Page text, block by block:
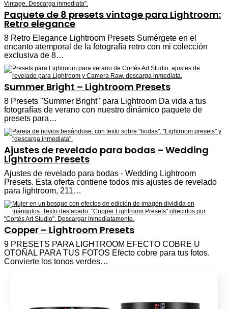
Paquete de 8 presets vintage para Lightroom:
Retro elegance
8 Retro Elegance Lightroom Presets Sumérgete en el
encanto atemporal de la fotografía retro con mi colección
exclusiva de 8…
Summer Bright – Lightroom Presets
8 Presets "Summer Bright" para Lightroom Da vida a tus
fotografías de verano con nuestro dinámico paquete de
presets para…
Ajustes de revelado para bodas – Wedding
Lightroom Presets
Ajustes de revelado para bodas - Wedding Lightroom
Presets. Esta oferta contiene todos mis ajustes de revelado
para lightroom, 211…
Copper – Lightroom Presets
9 PRESETS PARA LIGHTROOM EFECTO COBRE U
OTOÑAL PARA TUS FOTOS Efecto cobre para tus fotos.
Convierte los tonos verdes…